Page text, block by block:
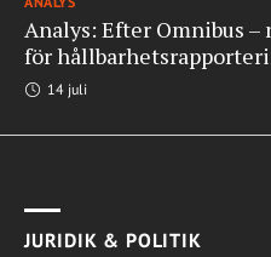
Analys: Efter Omnibus –
för
14 juli
JURIDIK & POLITIK